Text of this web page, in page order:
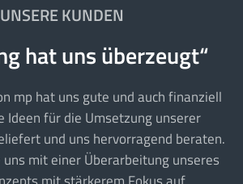
UNSERE KUNDEN
hat uns überzeugt“
mp hat uns gute und auch finanziell
Ideen für die Umsetzung unserer
und uns hervorragend beraten.
mit einer Überarbeitung unseres